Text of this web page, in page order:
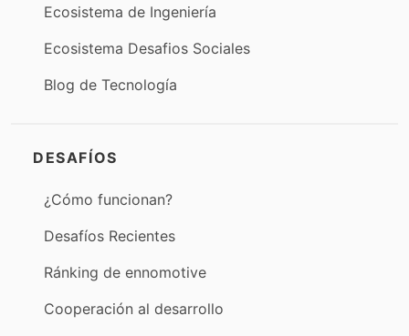
Ecosistema de Ingeniería
Ecosistema Desafios Sociales
Blog de Tecnología
DESAFÍOS
¿Cómo funcionan?
Desafíos Recientes
Ránking de ennomotive
Cooperación al desarrollo